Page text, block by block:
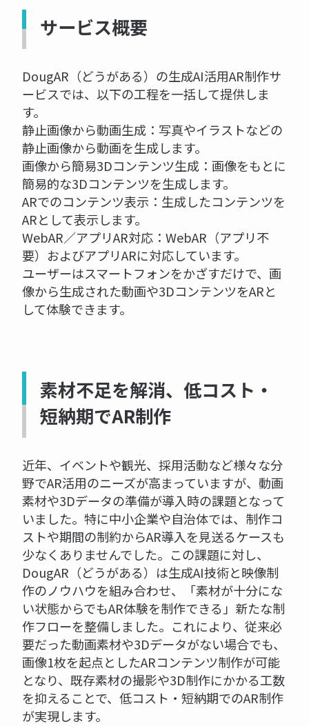
サービス概要
DougAR（どうがある）の生成AI活用AR制作サ
ービスでは、以下の工程を一括して提供しま
す。
静止画像から動画生成：写真やイラストなどの
静止画像から動画を生成します。
画像から簡易3Dコンテンツ生成：画像をもとに
簡易的な3Dコンテンツを生成します。
ARでのコンテンツ表示：生成したコンテンツを
ARとして表示します。
WebAR／アプリAR対応：WebAR（アプリ不
要）およびアプリARに対応しています。
ユーザーはスマートフォンをかざすだけで、画
像から生成された動画や3DコンテンツをARと
して体験できます。
素材不足を解消、低コスト・
短納期でAR制作
近年、イベントや観光、採用活動など様々な分
野でAR活用のニーズが高まっていますが、動画
素材や3Dデータの準備が導入時の課題となって
いました。特に中小企業や自治体では、制作コ
ストや期間の制約からAR導入を見送るケースも
少なくありませんでした。この課題に対し、
DougAR（どうがある）は生成AI技術と映像制
作のノウハウを組み合わせ、「素材が十分にな
い状態からでもAR体験を制作できる」新たな制
作フローを整備しました。これにより、従来必
要だった動画素材や3Dデータがない場合でも、
画像1枚を起点としたARコンテンツ制作が可能
となり、既存素材の撮影や3D制作にかかる工数
を抑えることで、低コスト・短納期でのAR制作
が実現します。